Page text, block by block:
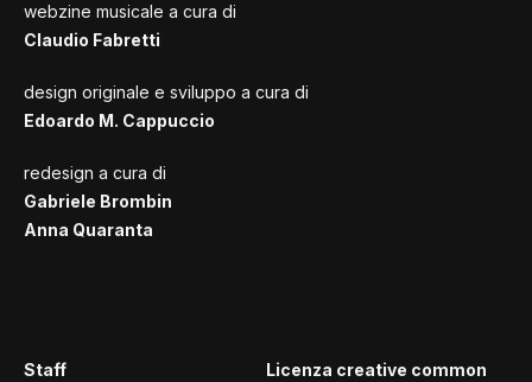
webzine musicale a cura di
Claudio Fabretti
design originale e sviluppo a cura di
Edoardo M. Cappuccio
redesign a cura di
Gabriele Brombin
Anna Quaranta
Staff
Licenza creative common